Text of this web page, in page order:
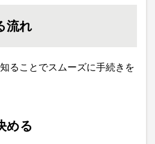
流れ
ることでスムーズに手続きを
める